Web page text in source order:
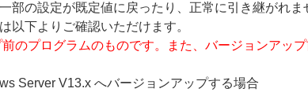
部の設定が既定値に戻ったり、正常に引き継がれま
以下よりご確認いただけます。
のプログラムのものです。また、バージョンアッ
Server V13.x へバージョンアップする場合